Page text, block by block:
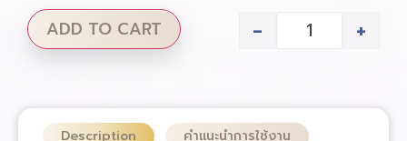
- +
ADD TO CART
Description คำแนะนำการใช้งาน